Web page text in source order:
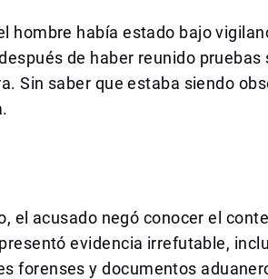
hombre había estado bajo
de haber reunido
Sin saber que estaba siendo
el acusado negó conocer el
evidencia irrefutable,
forenses y documentos